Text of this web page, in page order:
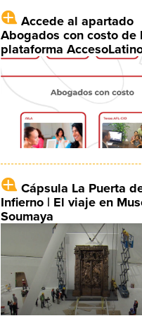
Accede al apartado
Abogados con costo de
plataforma
Cápsula La Puerta
Infierno | El viaje en
Soumaya